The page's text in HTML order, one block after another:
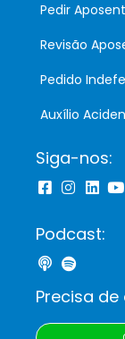
Pedir
Revisão
Pedido
Auxílio
Siga-nos:
Podcast:
Precisa de